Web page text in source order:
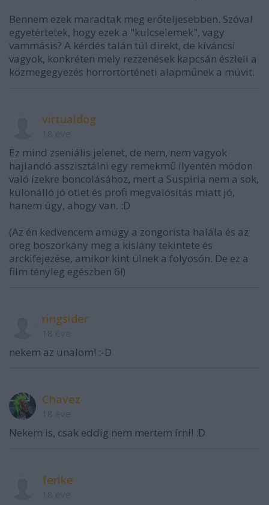
Bennem ezek maradtak meg erőteljesebben. Szóval
egyetértetek, hogy ezek a "kulcselemek", vagy
vammásis? A kérdés talán túl direkt, de kíváncsi
vagyok, konkréten mely rezzenések kapcsán észleli a
közmegegyezés horrortörténeti alapműnek a múvit.
virtualdog
Ez mind zseniális jelenet, de nem, nem vagyok
hajlandó asszisztálni egy remekmű ilyentén módon
való ízekre boncolásához, mert a Suspiria nem a sok,
különálló jó ötlet és profi megvalósítás miatt jó,
hanem úgy, ahogy van. :D
(Az én kedvencem amúgy a zongorista halála és az
öreg boszorkány meg a kislány tekintete és
arckifejezése, amikor kint ülnek a folyosón. De ez a
film tényleg egészben 6!)
ringsider
nekem az unalom! :-D
Chavez
Nekem is, csak eddig nem mertem írni! :D
ferike